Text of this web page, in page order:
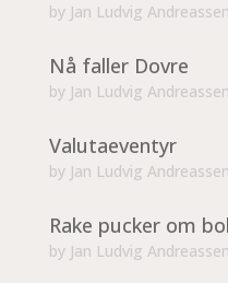
by Jan Ludvig Andreassen
Nå faller Dovre
by Jan Ludvig Andreassen
Valutaeventyr
by Jan Ludvig Andreassen
Rake pucker om
by Jan Ludvig Andreassen